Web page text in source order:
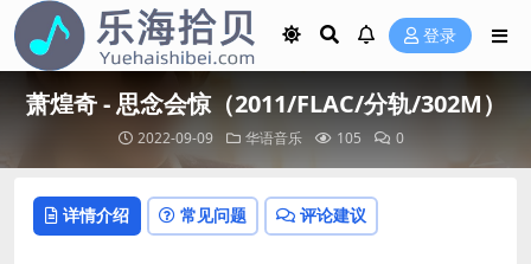
登录
萧煌奇 - 思念会惊（2011/FLAC/分轨/302M）
2022-09-09 华语音乐 105 0
详情介绍 常见问题 评论建议